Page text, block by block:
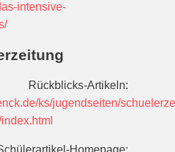
intensive-
Artikeln:
ks/jugendseiten/
Homepage: